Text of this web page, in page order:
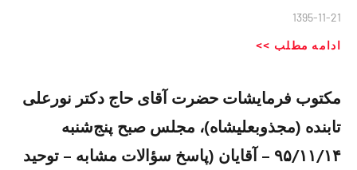
1395-11-21
ادامه مطلب >>
مکتوب فرمایشات حضرت آقای حاج دکتر نورعلی
تابنده (مجذوبعلیشاه)، مجلس صبح پنج‌شنبه
۹۵/۱۱/۱۴ – آقایان (پاسخ سؤالات مشابه – توحید